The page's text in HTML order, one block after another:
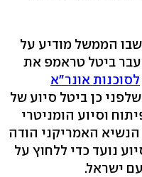
הממשל מודיע על
ביטל טראמפ את
לסוכנות אונר"א
כן ביטל סיוע של
פיתוח וסיוע הומניטרי
הנשיא האמריקני הודה
נועד כדי ללחוץ על
ישראל.